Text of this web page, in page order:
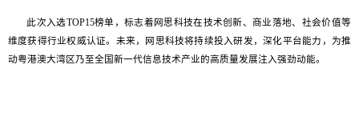
此次入选TOP15榜单，标志着网思科技在技术创新、商业落地、社会价值等
维度获得行业权威认证。未来，网思科技将持续投入研发，深化平台能力，为推
动粤港澳大湾区乃至全国新一代信息技术产业的高质量发展注入强劲动能。